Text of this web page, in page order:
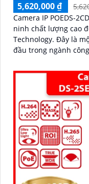
5,620,000 ₫
Camera IP POEDS-
ninh chất lượng cao
Technology. Đây là một trong những dòng camera IP hàng
đầu trong ngành